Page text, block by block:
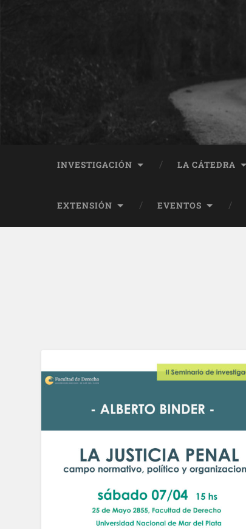
INVESTIGACIÓN LA CÁTEDRA
EXTENSIÓN EVENTOS